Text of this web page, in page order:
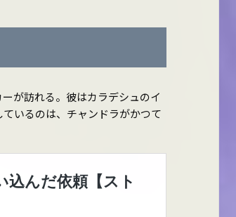
が訪れる。彼はカラデシュのイ
いるのは、チャンドラがかつて